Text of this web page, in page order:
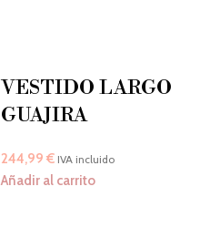
VESTIDO LARGO
GUAJIRA
244,99 € IVA incluido
Añadir al carrito